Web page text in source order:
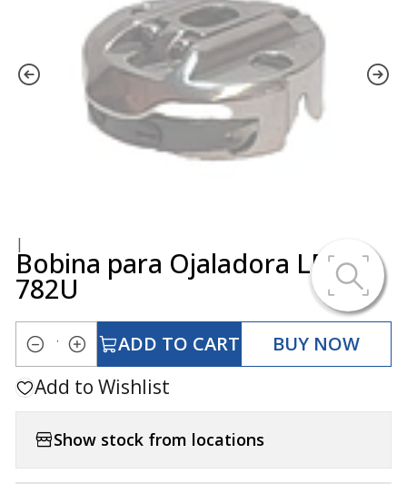
|
Bobina para Ojaladora LBH-
782U
Quantity
ADD TO CART BUY NOW
Add to Wishlist
Show stock from locations